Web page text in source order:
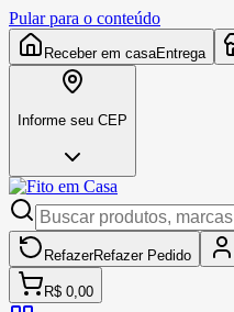
Pular para o conteúdo
Receber em casaEntrega
Informe seu CEP
RefazerRefazer Pedido
R$ 0,00